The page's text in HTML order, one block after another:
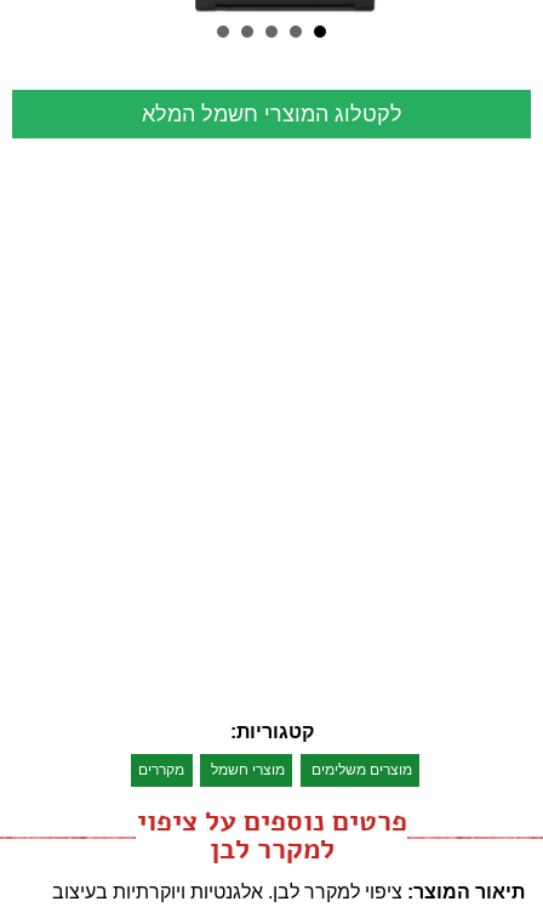
לקטלוג המוצרי חשמל המלא
קטגוריות:
מוצרים משלימים מוצרי חשמל מקררים
פרטים נוספים על ציפוי
למקרר לבן
תיאור המוצר: ציפוי למקרר לבן. אלגנטיות ויוקרתיות בעיצוב